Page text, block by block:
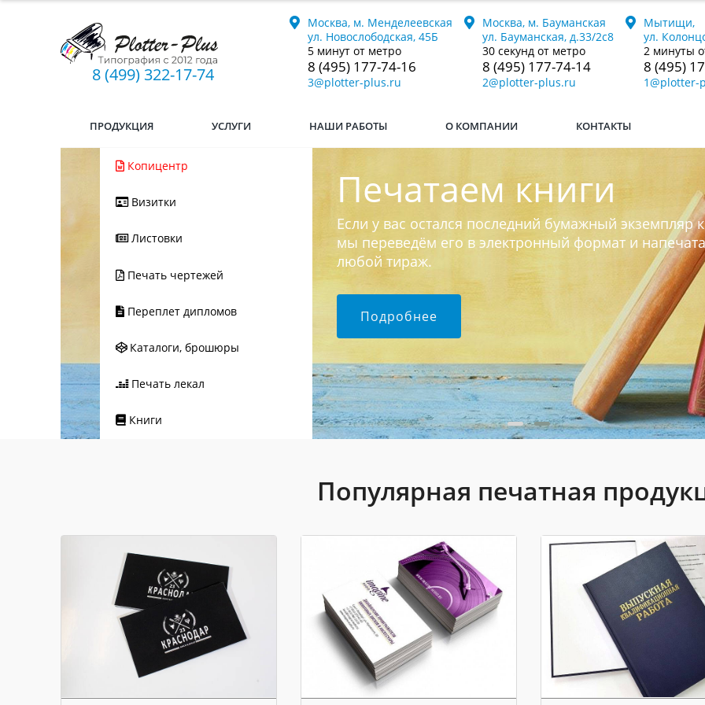
8 (499) 322-17-74
Москва, м. Менделеевская
ул. Новослободская, 45Б
5 минут от метро
8 (495) 177-74-16
3@plotter-plus.ru
Москва, м. Бауманская
ул. Бауманская, д.33/2с8
30 секунд от метро
8 (495) 177-74-14
2@plotter-plus.ru
Мытищи,
ул.
2 минуты
8 (495)
1@plotter-
ПРОДУКЦИЯ УСЛУГИ НАШИ РАБОТЫ О КОМПАНИИ КОНТАКТЫ
Копицентр
Визитки
Листовки
Печать чертежей
Переплет дипломов
Каталоги, брошюры
Печать лекал
Книги
Печатаем книги
Если у вас остался последний бумажный экземпляр
мы переведём его в электронный формат и
любой тираж.
Подробнее
Популярная печатная